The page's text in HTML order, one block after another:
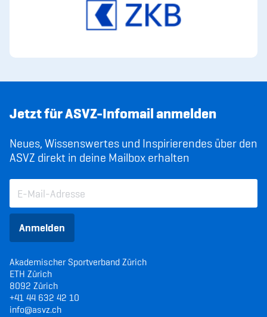
Jetzt für ASVZ-Infomail anmelden
Neues, Wissenswertes und Inspirierendes über den
ASVZ direkt in deine Mailbox erhalten
Anmelden
Akademischer Sportverband Zürich
ETH Zürich
8092 Zürich
+41 44 632 42 10
info@asvz.ch